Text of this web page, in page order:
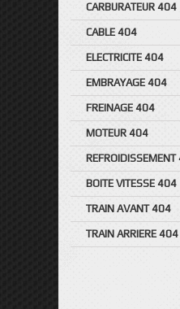
CARBURATEUR 404
CABLE 404
ELECTRICITE 404
EMBRAYAGE 404
FREINAGE 404
MOTEUR 404
BOITE VITESSE 404
TRAIN AVANT 404
TRAIN ARRIERE 404